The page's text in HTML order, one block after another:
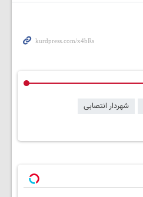
شهردار انتصابی